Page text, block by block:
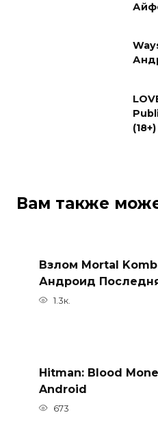
(18+)
Вам также
Взлом Mortal
Андроид
1.3к.
Hitman: Blood
Android
673